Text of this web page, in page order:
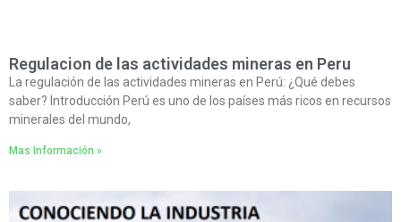
Regulacion de las actividades mineras en Peru
La regulación de las actividades mineras en Perú: ¿Qué debes
saber? Introducción Perú es uno de los países más ricos en recursos
minerales del mundo,
Mas Información »